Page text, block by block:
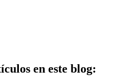
en este blog: